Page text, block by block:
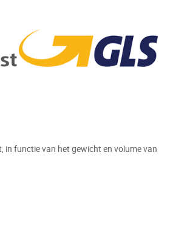
in functie van het gewicht en volume van